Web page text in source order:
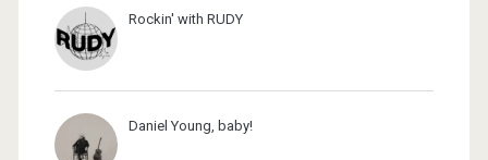
Rockin' with RUDY
Daniel Young, baby!